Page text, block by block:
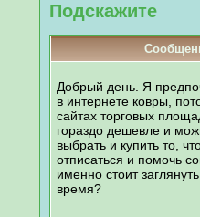
Подскажите
Добрый день. Я
в интернете ковры,
сайтах торговых
гораздо дешевле и
выбрать и купить то,
отписаться и помочь
именно стоит
время?